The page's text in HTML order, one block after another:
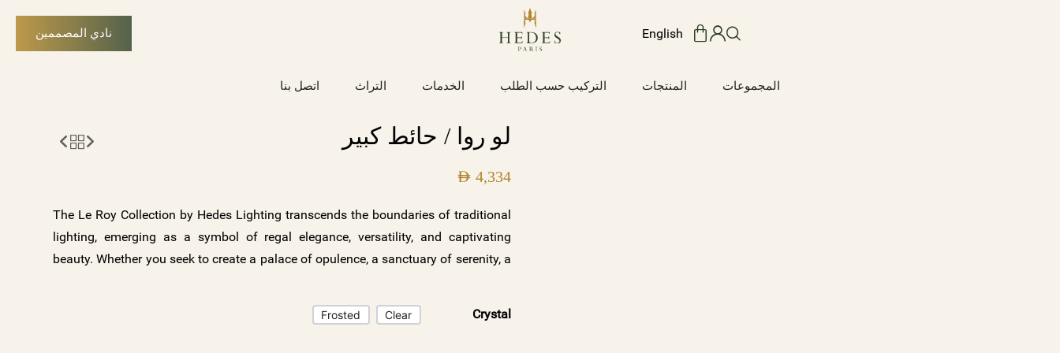
English نادي المصممين
المجموعات المنتجات التركيب حسب الطلب الخدمات التراث اتصل بنا
لو روا / حائط كبير
AED 4,334
The Le Roy Collection by Hedes Lighting transcends the boundaries of traditional
lighting, emerging as a symbol of regal elegance, versatility, and captivating
beauty. Whether you seek to create a palace of opulence, a sanctuary of serenity, a
symphony of possibilities. Explore the Le Roy Collection today and let the
elegance of cylindrical crystals illuminate your world. Illuminate your space with
Crystal
Clear
Frosted